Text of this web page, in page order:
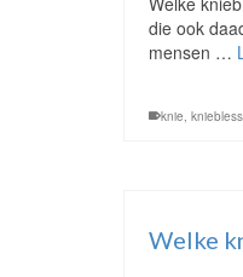
die ook
mensen …
knie,
Welke